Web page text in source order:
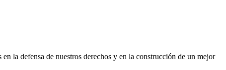
la defensa de nuestros derechos y en la construcción de un mejor